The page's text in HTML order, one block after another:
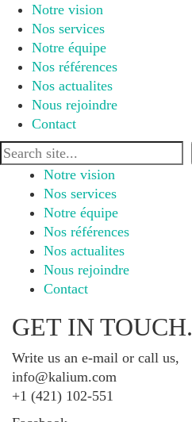
Notre vision
Nos services
Notre équipe
Nos références
Nos actualites
Nous rejoindre
Contact
Notre vision
Nos services
Notre équipe
Nos références
Nos actualites
Nous rejoindre
Contact
GET IN TOUCH.
Write us an e-mail or call us,
info@kalium.com
+1 (421) 102-551